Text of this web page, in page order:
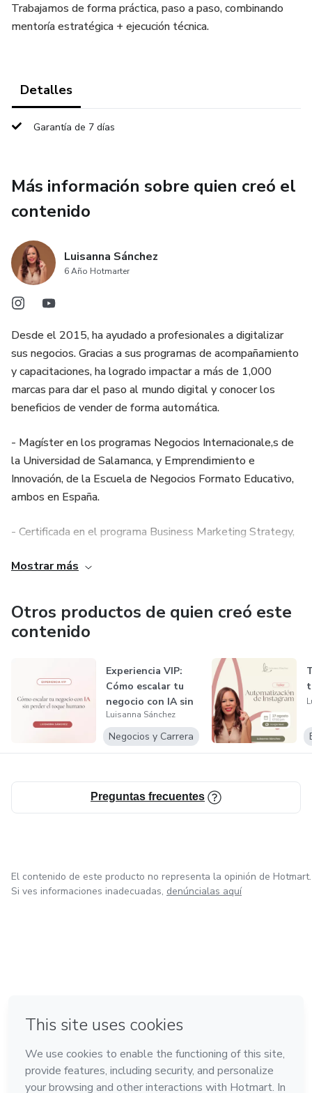
Trabajamos de forma práctica, paso a paso, combinando
mentoría estratégica + ejecución técnica.
Detalles
Garantía de 7 días
Más información sobre quien creó el
contenido
Luisanna Sánchez
6 Año Hotmarter
Desde el 2015, ha ayudado a profesionales a digitalizar
sus negocios. Gracias a sus programas de acompañamiento
y capacitaciones, ha logrado impactar a más de 1,000
marcas para dar el paso al mundo digital y conocer los
beneficios de vender de forma automática.
- Magíster en los programas Negocios Internacionale,s de
la Universidad de Salamanca, y Emprendimiento e
Innovación, de la Escuela de Negocios Formato Educativo,
ambos en España.
- Certificada en el programa Business Marketing Strategy,
República Dominicana.
- Columnista en la revista elDinero Mujer.
Mostrar más
Otros productos de quien creó este
contenido
Experiencia VIP:
Cómo escalar tu
negocio con IA sin
perder e...
Luisanna Sánchez
Negocios y Carrera
Preguntas frecuentes
El contenido de este producto no representa la opinión de Hotmart.
Si ves informaciones inadecuadas, denúncialas aquí
Hecho con❤ en Belo Horizonte